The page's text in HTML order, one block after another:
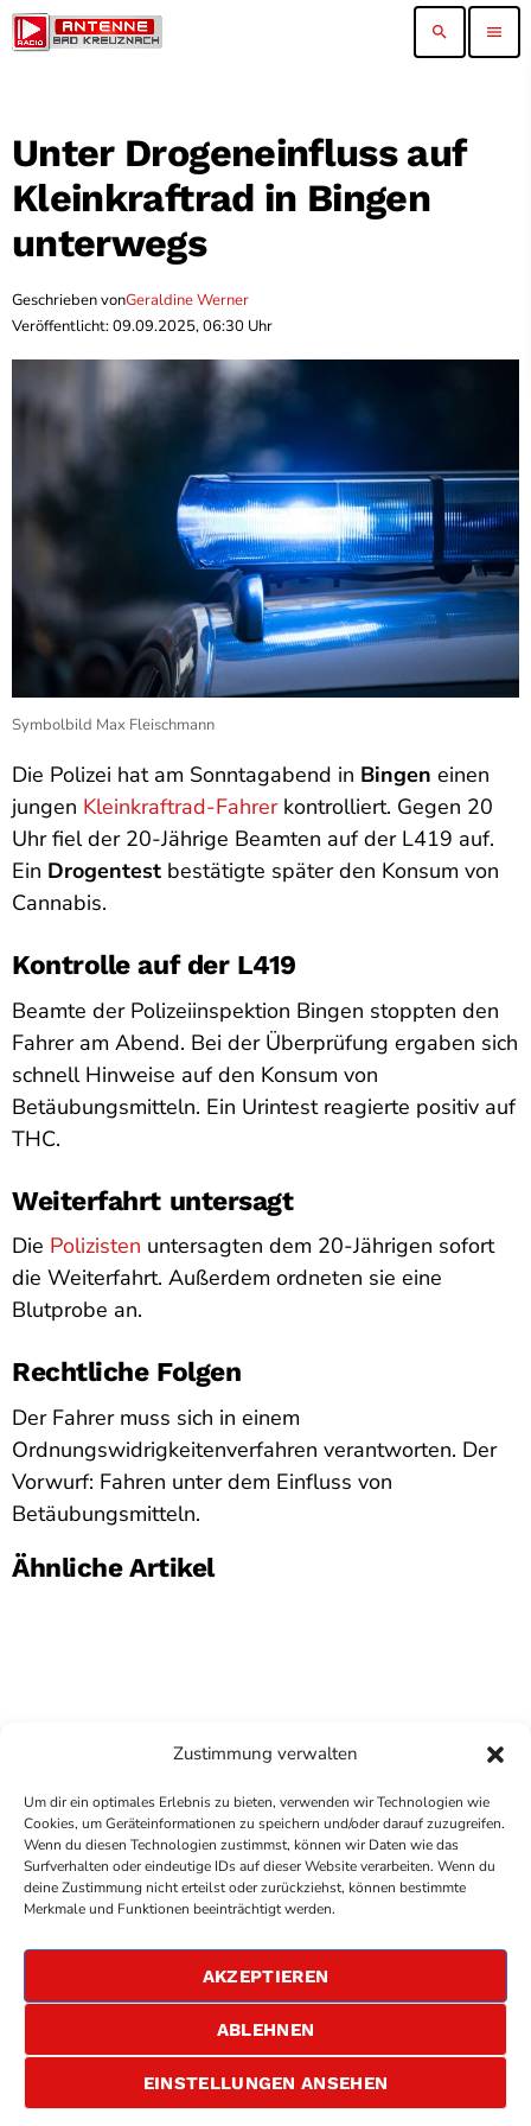
Zustimmung verwalten
Um dir ein optimales Erlebnis zu bieten, verwenden wir Technologien wie
Cookies, um Geräteinformationen zu speichern und/oder darauf zuzugreifen.
Wenn du diesen Technologien zustimmst, können wir Daten wie das
Surfverhalten oder eindeutige IDs auf dieser Website verarbeiten. Wenn du
deine Zustimmung nicht erteilst oder zurückziehst, können bestimmte
Merkmale und Funktionen beeinträchtigt werden.
AKZEPTIEREN
ABLEHNEN
EINSTELLUNGEN ANSEHEN
search menu
Unter Drogeneinfluss auf
Kleinkraftrad in Bingen
unterwegs
Geschrieben vonGeraldine Werner
Veröffentlicht: 09.09.2025, 06:30 Uhr
Symbolbild Max Fleischmann
Die Polizei hat am Sonntagabend in Bingen einen
jungen Kleinkraftrad-Fahrerkontrolliert. Gegen 20
Uhr fiel der 20-Jährige Beamten auf der L419 auf.
Ein Drogentest bestätigte später den Konsum von
Cannabis.
Kontrolle auf der L419
Beamte der Polizeiinspektion Bingen stoppten den
Fahrer am Abend. Bei der Überprüfung ergaben sich
schnell Hinweise auf den Konsum von
Betäubungsmitteln. Ein Urintest reagierte positiv auf
THC.
Weiterfahrt untersagt
Die Polizisten untersagten dem 20-Jährigen sofort
die Weiterfahrt. Außerdem ordneten sie eine
Blutprobe an.
Rechtliche Folgen
Der Fahrer muss sich in einem
Ordnungswidrigkeitenverfahren verantworten. Der
Vorwurf: Fahren unter dem Einfluss von
Betäubungsmitteln.
Ähnliche Artikel
COPYRIGHTANTENNE BAD KREUZNACH
DATENSCHUTZERKLÄRUNG
ALLGEMEINE GESCHÄFTSBEDINGUNGEN